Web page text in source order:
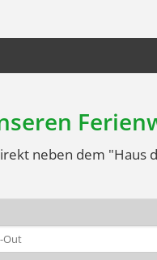
neben dem "Haus